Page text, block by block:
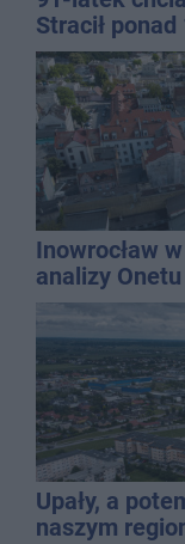
Stracił ponad
Inowrocław
analizy
najbardziej
Upały, a
naszym